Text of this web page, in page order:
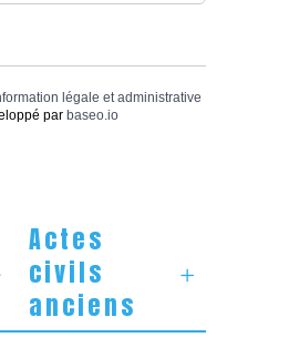
légale et administrative
par baseo.io
Actes
civils
anciens